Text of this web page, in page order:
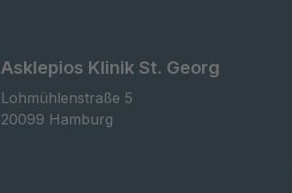
Asklepios Klinik St. Georg
Lohmühlenstraße 5
20099 Hamburg